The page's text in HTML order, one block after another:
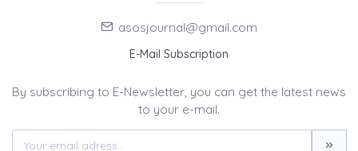
asosjournal@gmail.com
E-Mail Subscription
By subscribing to E-Newsletter, you can get the latest news
to your e-mail.